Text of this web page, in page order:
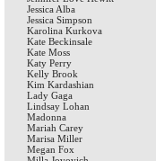
Jessica Alba
Jessica Simpson
Karolina Kurkova
Kate Beckinsale
Kate Moss
Katy Perry
Kelly Brook
Kim Kardashian
Lady Gaga
Lindsay Lohan
Madonna
Mariah Carey
Marisa Miller
Megan Fox